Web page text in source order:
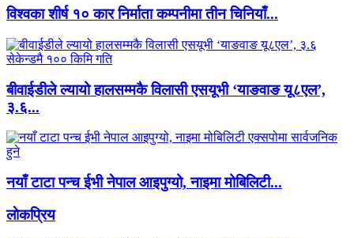
विश्वका शीर्ष १० कार निर्माता कम्पनीमा तीन चिनियाँ...
बीवाईडीले ल्यायो हालसम्मकै विलासी एसयूभी ‘याङवाङ यू८एल’,
३.६...
नयाँ टाटा पन्च ईभी नेपाल आइपुग्यो, नाइमा मोबिलिटी...
लाेकप्रिय